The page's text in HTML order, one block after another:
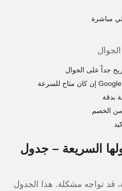
مباشرة
جداً على الجوال
بدقة
من الخصم
السريعة – جدول
قد تواجه مشكلة. هذا الجدول